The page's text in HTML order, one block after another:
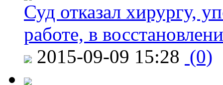
Суд отказал хирургу,
работе, в
2015-09-09 15:28 (0)